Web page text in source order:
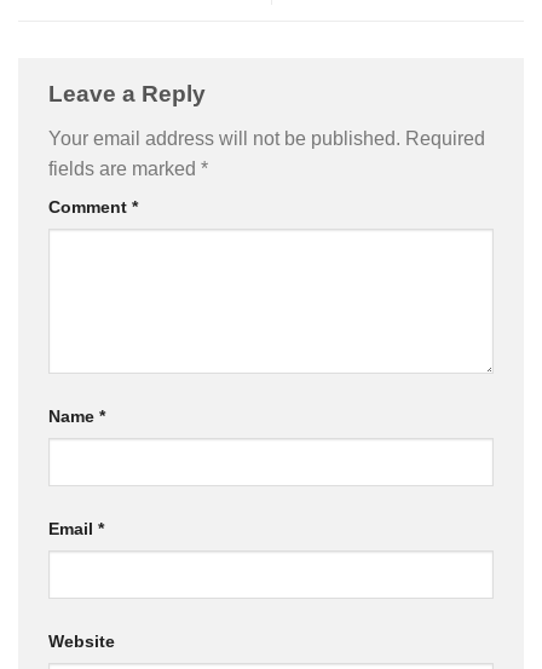
Leave a Reply
Your email address will not be published. Required
fields are marked *
Comment *
Name *
Email *
Website